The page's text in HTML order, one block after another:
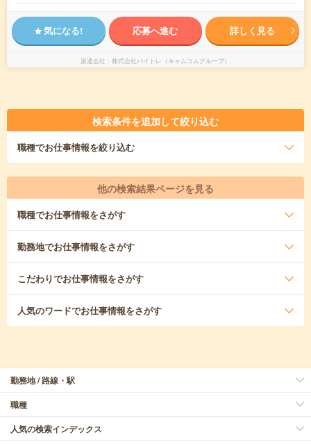
気になる! 応募へ進む 詳しく見る
派遣会社 株式会社バイトレ（キャムコムグループ）
検索条件を追加して絞り込む
職種でお仕事情報を絞り込む
他の検索結果ページを見る
職種でお仕事情報をさがす
勤務地でお仕事情報をさがす
こだわりでお仕事情報をさがす
人気のワードでお仕事情報をさがす
勤務地 / 路線・駅
職種
人気の検索インデックス